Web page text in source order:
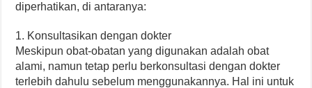
diperhatikan, di antaranya:
1. Konsultasikan dengan dokter
Meskipun obat-obatan yang digunakan adalah obat
alami, namun tetap perlu berkonsultasi dengan dokter
terlebih dahulu sebelum menggunakannya. Hal ini untuk